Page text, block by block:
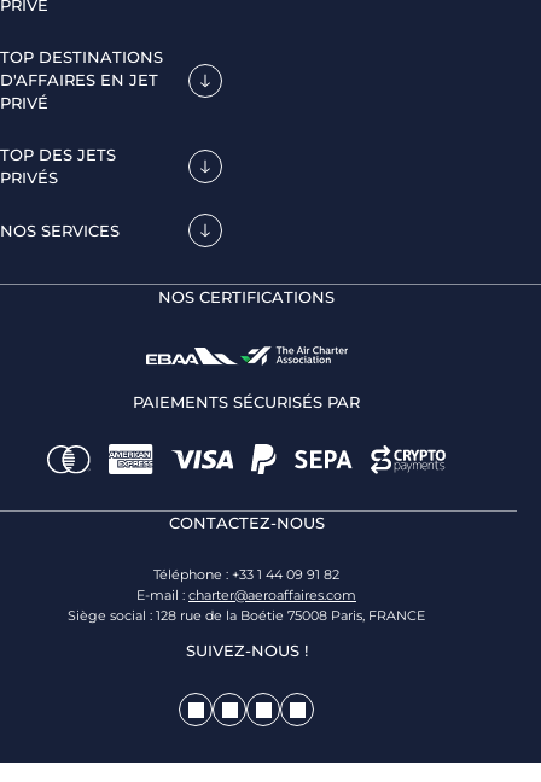
PRIVÉ
TOP DESTINATIONS
D'AFFAIRES EN JET
PRIVÉ
TOP DES JETS
PRIVÉS
NOS SERVICES
NOS CERTIFICATIONS
PAIEMENTS SÉCURISÉS PAR
CONTACTEZ-NOUS
Téléphone : +33 1 44 09 91 82
E-mail : charter@aeroaffaires.com
Siège social : 128 rue de la Boétie 75008 Paris, FRANCE
SUIVEZ-NOUS !